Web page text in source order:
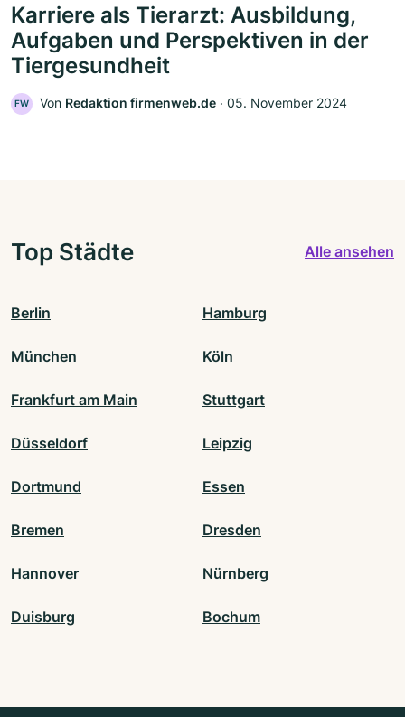
Karriere als Tierarzt: Ausbildung,
Aufgaben und Perspektiven in der
Tiergesundheit
FW Von Redaktion firmenweb.de ‧ 05. November 2024
Top Städte Alle ansehen
Berlin Hamburg
München Köln
Frankfurt am Main Stuttgart
Düsseldorf Leipzig
Dortmund Essen
Bremen Dresden
Hannover Nürnberg
Duisburg Bochum